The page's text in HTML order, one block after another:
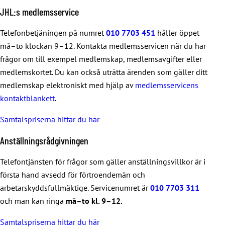
JHL:s medlemsservice
Telefonbetjäningen på numret 010 7703 451 håller öppet
må–to klockan 9–12. Kontakta medlemsservicen när du har
frågor om till exempel medlemskap, medlemsavgifter eller
medlemskortet. Du kan också uträtta ärenden som gäller ditt
medlemskap elektroniskt med hjälp av medlemsservicens
kontaktblankett.
Samtalspriserna hittar du här
Anställningsrådgivningen
Telefontjänsten för frågor som gäller anställningsvillkor är i
första hand avsedd för förtroendemän och
arbetarskyddsfullmäktige. Servicenumret är010 7703 311
och man kan ringa må–to kl. 9–12.
Samtalspriserna hittar du här